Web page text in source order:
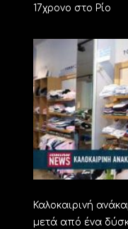
17χρονο στο Ρίο
Καλοκαιρινή
μετά από ένα